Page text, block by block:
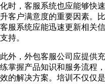
化时，客服系统也应能够快
升客户满意度的重要因素。
客服系统应能迅速更新相关
支持。
此外，外包客服公司应提供
练掌握产品知识和服务流程
效的解决方案。培训不仅仅